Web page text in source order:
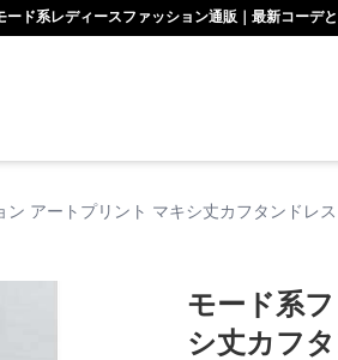
ード系レディースファッション通販｜最新コーデ
ン アートプリント マキシ丈カフタンドレス
モード系
シ丈カフ